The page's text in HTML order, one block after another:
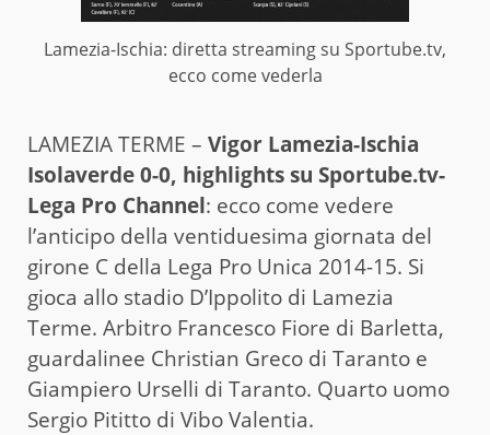
Lamezia-Ischia: diretta streaming su Sportube.tv,
ecco come vederla
LAMEZIA TERME – Vigor Lamezia-Ischia
Isolaverde 0-0, highlights su Sportube.tv-
Lega Pro Channel: ecco come vedere
l’anticipo della ventiduesima giornata del
girone C della Lega Pro Unica 2014-15. Si
gioca allo stadio D’Ippolito di Lamezia
Terme. Arbitro Francesco Fiore di Barletta,
guardalinee Christian Greco di Taranto e
Giampiero Urselli di Taranto. Quarto uomo
Sergio Pititto di Vibo Valentia.